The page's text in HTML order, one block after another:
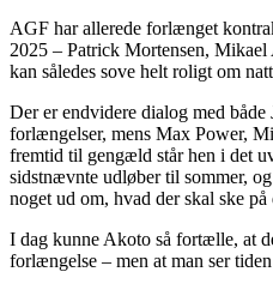
AGF har allerede forlænget
2025 – Patrick Mortensen,
kan således sove helt roligt om
Der er endvidere dialog med
forlængelser, mens Max Power,
fremtid til gengæld står hen i det
sidstnævnte udløber til sommer,
noget ud om, hvad der skal ske på
I dag kunne Akoto så fortælle, at
forlængelse – men at man ser